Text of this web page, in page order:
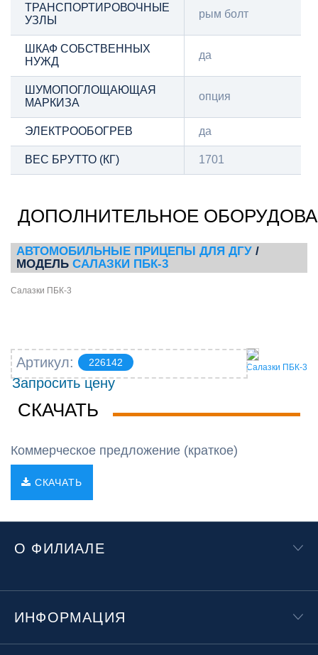
ТРАНСПОРТИРОВОЧНЫЕ
УЗЛЫ
рым болт
ШКАФ СОБСТВЕННЫХ
НУЖД
да
ШУМОПОГЛОЩАЮЩАЯ
МАРКИЗА
опция
ЭЛЕКТРООБОГРЕВ да
ВЕС БРУТТО (КГ) 1701
ДОПОЛНИТЕЛЬНОЕ
АВТОМОБИЛЬНЫЕ ПРИЦЕПЫ ДЛЯ ДГУ /
МОДЕЛЬ САЛАЗКИ ПБК-3
Салазки ПБК-3
Салазки ПБК-3
Артикул: 226142
Запросить цену
СКАЧАТЬ
Коммерческое предложение (краткое)
СКАЧАТЬ
О ФИЛИАЛЕ
ИНФОРМАЦИЯ